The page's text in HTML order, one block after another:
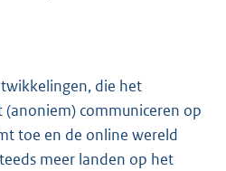
die het
communiceren op
toe en de online wereld
meer landen op het